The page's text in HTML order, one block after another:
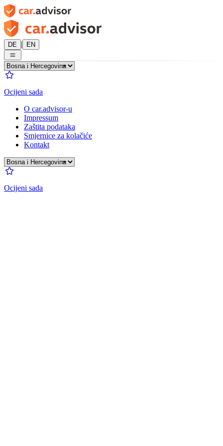
DE | EN
Ocijeni sada
O car.advisor-u
Impressum
Zaštita podataka
Smjernice za kolačiće
Kontakt
Ocijeni sada